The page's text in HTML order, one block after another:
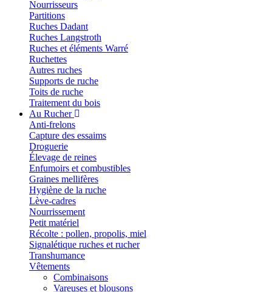
Nourrisseurs
Partitions
Ruches Dadant
Ruches Langstroth
Ruches et éléments Warré
Ruchettes
Autres ruches
Supports de ruche
Toits de ruche
Traitement du bois
Au Rucher
Anti-frelons
Capture des essaims
Droguerie
Élevage de reines
Enfumoirs et combustibles
Graines mellifères
Hygiène de la ruche
Lève-cadres
Nourrissement
Petit matériel
Récolte : pollen, propolis, miel
Signalétique ruches et rucher
Transhumance
Vêtements
Combinaisons
Vareuses et blousons